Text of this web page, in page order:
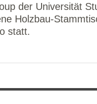
der Universität
Holzbau-
statt.